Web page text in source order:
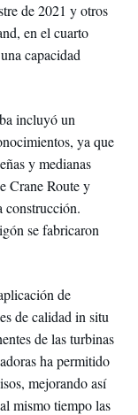
de 2021 y otros
en el cuarto
capacidad
incluyó un
ya que
y medianas
Crane Route y
construcción.
se fabricaron
de
de calidad in situ
de las turbinas
ha permitido
mejorando así
mismo tiempo las